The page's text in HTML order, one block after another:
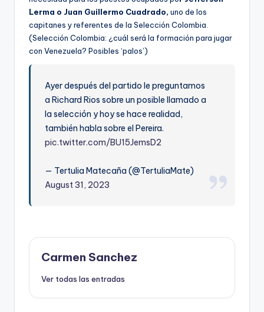
Lerma o Juan Guillermo Cuadrado, uno de los
capitanes y referentes de la Selección Colombia.
(Selección Colombia: ¿cuál será la formación para jugar
con Venezuela? Posibles ‘palos’)
Ayer después del partido le preguntamos
a Richard Rios sobre un posible llamado a
la selección y hoy se hace realidad,
también habla sobre el Pereira.
pic.twitter.com/BU15JemsD2
— Tertulia Matecaña (@TertuliaMate)
August 31, 2023
Carmen Sanchez
Ver todas las entradas